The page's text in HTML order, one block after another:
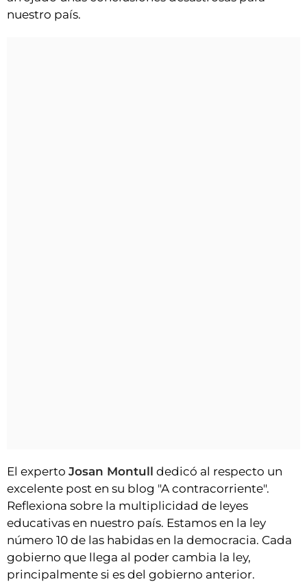
nuestro país.
El experto Josan Montull dedicó al respecto un
excelente post en su blog "A contracorriente".
Reflexiona sobre la multiplicidad de leyes
educativas en nuestro país. Estamos en la ley
número 10 de las habidas en la democracia. Cada
gobierno que llega al poder cambia la ley,
principalmente si es del gobierno anterior.